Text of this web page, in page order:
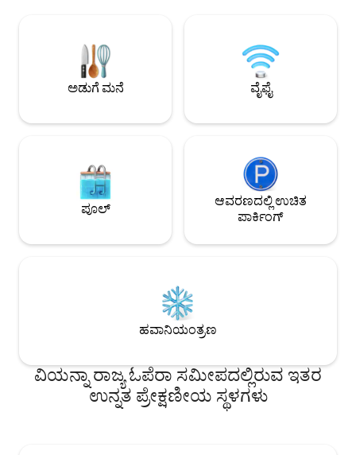
ಲಿವಿಂಗ್ ಏರಿಯಾ ✔ ಸಂಪೂರ್ಣವಾಗಿ ಸುಸಜ್ಜಿತ
ಅಡುಗೆಮನೆ ✔ ಖಾಸಗಿ ಬಾಲ್ಕನಿ ✔ ಸ್ಮಾರ್ಟ್ ಟಿವಿ ✔
ಪ್ರತಿದಿನ
ಸೇರಿಸಲಾಗುತ್ತದೆ.
ಅಡುಗೆ ಮನೆ ವೈಫೈ
ಪೂಲ್
ಆವರಣದಲ್ಲಿ ಉಚಿತ
ಪಾರ್ಕಿಂಗ್
ಹವಾನಿಯಂತ್ರಣ
ವಿಯನ್ನಾ ರಾಜ್ಯ ಓಪೆರಾ ಸಮೀಪದಲ್ಲಿರುವ ಇತರ
ಉನ್ನತ ಪ್ರೇಕ್ಷಣೀಯ ಸ್ಥಳಗಳು